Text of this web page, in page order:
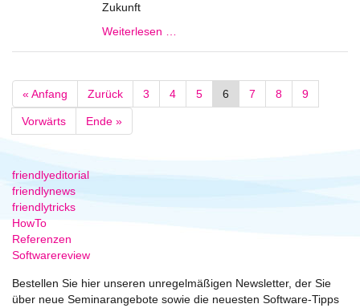
Zukunft
Weiterlesen …
« Anfang Zurück 3 4 5 6 7 8 9
Vorwärts Ende »
friendlyeditorial
friendlynews
friendlytricks
HowTo
Referenzen
Softwarereview
Bestellen Sie hier unseren unregelmäßigen Newsletter, der Sie
über neue Seminarangebote sowie die neuesten Software-Tipps